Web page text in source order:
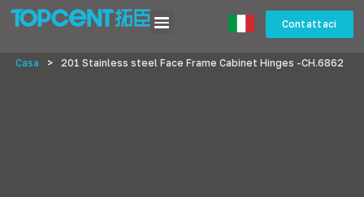
Contattaci
Casa > 201 Stainless steel Face Frame Cabinet Hinges -CH.6862